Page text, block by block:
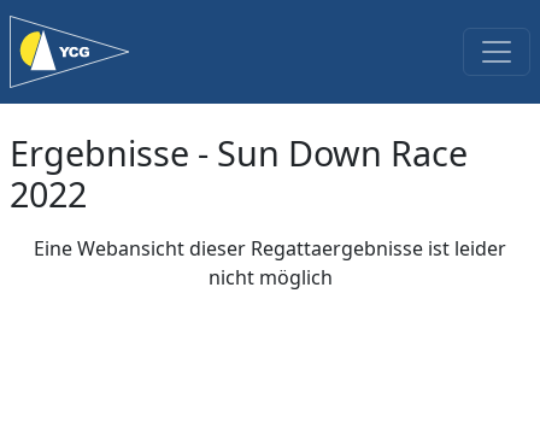
Ergebnisse - Sun Down Race
2022
Eine Webansicht dieser Regattaergebnisse ist leider
nicht möglich